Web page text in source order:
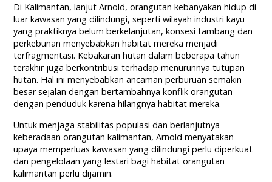
Di Kalimantan, lanjut Arnold, orangutan kebanyakan hidup di
luar kawasan yang dilindungi, seperti wilayah industri kayu
yang praktiknya belum berkelanjutan, konsesi tambang dan
perkebunan menyebabkan habitat mereka menjadi
terfragmentasi. Kebakaran hutan dalam beberapa tahun
terakhir juga berkontribusi terhadap menurunnya tutupan
hutan. Hal ini menyebabkan ancaman perburuan semakin
besar sejalan dengan bertambahnya konflik orangutan
dengan penduduk karena hilangnya habitat mereka.
Untuk menjaga stabilitas populasi dan berlanjutnya
keberadaan orangutan kalimantan, Arnold menyatakan
upaya memperluas kawasan yang dilindungi perlu diperkuat
dan pengelolaan yang lestari bagi habitat orangutan
kalimantan perlu dijamin.